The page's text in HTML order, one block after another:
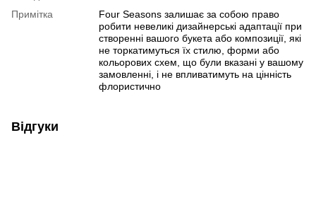
Примітка
Four Seasons залишає за собою право
робити невеликі дизайнерські адаптації при
створенні вашого букета або композиції, які
не торкатимуться їх стилю, форми або
кольорових схем, що були вказані у вашому
замовленні, і не впливатимуть на цінність
флористично
Відгуки